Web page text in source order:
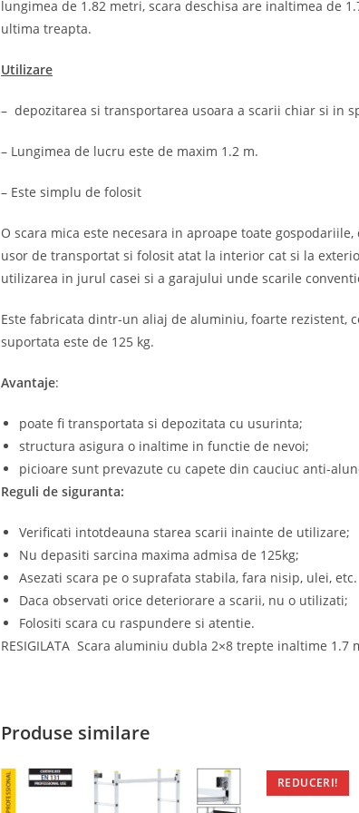
lungimea de 1.82 metri, scara deschisa are inaltimea de
ultima treapta.
Utilizare
– depozitarea si transportarea usoara a scarii chiar si in
– Lungimea de lucru este de maxim 1.2 m.
– Este simplu de folosit
O scara mica este necesara in aproape toate
usor de transportat si folosit atat la interior cat si la
utilizarea in jurul casei si a garajului unde scarile
Este fabricata dintr-un aliaj de aluminiu, foarte rezistent,
suportata este de 125 kg.
Avantaje:
poate fi transportata si depozitata cu usurinta;
structura asigura o inaltime in functie de nevoi;
picioare sunt prevazute cu capete din cauciuc anti-
Reguli de siguranta:
Verificati intotdeauna starea scarii inainte de utilizare;
Nu depasiti sarcina maxima admisa de 125kg;
Asezati scara pe o suprafata stabila, fara nisip, ulei, etc.
Daca observati orice deteriorare a scarii, nu o utilizati;
Folositi scara cu raspundere si atentie.
RESIGILATA Scara aluminiu dubla 2×8 trepte inaltime 1.7
Produse similare
REDUCERI!